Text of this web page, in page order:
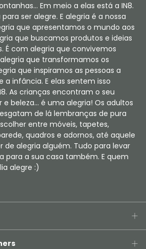
Em meio a elas está a IN8.
ser alegre. E alegria é a nossa
que apresentamos o mundo aos
que buscamos produtos e ideias
É com alegria que convivemos
que transformamos os
que inspiramos as pessoas a
a infância. E elas sentem isso
As crianças encontram o seu
beleza... é uma alegria! Os adultos
de lá lembranças de pura
entre móveis, tapetes,
quadros e adornos, até aquele
de alegria alguém. Tudo para levar
para a sua casa também. E quem
alegre :)